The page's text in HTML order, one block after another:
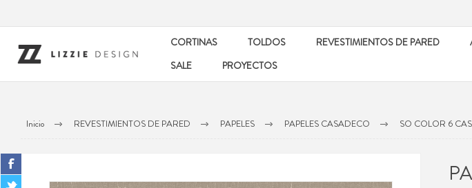
CORTINAS TOLDOS REVESTIMIENTOS DE PARED
SALE
PROYECTOS
Inicio REVESTIMIENTOS DE PARED PAPELES PAPELES CASADECO SO COLOR 6